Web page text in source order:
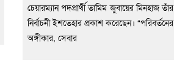
চেয়ারম্যান পদপ্রার্থী তামিম জুবায়ের মিনহাজ তাঁর
নির্বাচনী ইশতেহার প্রকাশ করেছেন। “পরিবর্তনের
অঙ্গীকার, সেবার